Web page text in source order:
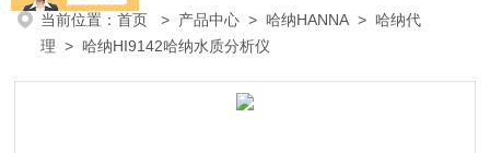
当前位置：首页 > 产品中心 >哈纳HANNA >哈纳代
理 > 哈纳HI9142哈纳水质分析仪